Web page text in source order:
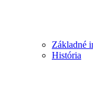
Základné
História